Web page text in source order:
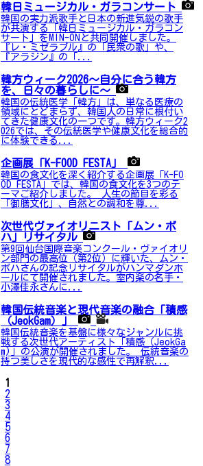
韓日ミュージカル・ガラコンサート
韓国の実力派歌手と日本の新進気鋭の歌手
が共演する「韓日ミュージカル・ガラコン
サート」をMIN-ONと共同開催しました。
『レ・ミゼラブル』の「民衆の歌」や、
『アラジン』の「...
韓方ウィーク2026～自分に合う韓方
を、日々の暮らしに～
韓国の伝統医学「韓方」は、単なる医療の
領域にとどまらず、韓国人の日常に根付い
てきた健康文化の一つです。韓方ウィーク2
026では、その伝統医学や健康文化を総合的
に体験できる...
企画展「K-FOOD FESTA」
韓国の食文化を深く紹介する企画展「K-FO
OD FESTA」では、韓国の食文化を3つのテ
ーマご紹介しました。 人生の節目を彩る
「御膳文化」、自然との調和を尊...
次世代ヴァイオリニスト「ムン・ボ
ハ」リサイタル
第9回仙台国際音楽コンクール・ヴァイオリ
ン部門の最高位（第2位）に輝いた、ムン・
ボハさんの記念リサイタルがハンマダンホ
ールにて開催されました。室内楽の名手・
小澤佳永さんに...
韓国伝統音楽と現代音楽の融合「積感
（JeokGam）」
韓国伝統音楽を基盤に様々なジャンルに挑
戦する次世代アーティスト「積感（JeokGa
m)」の公演が開催されました。 伝統音楽の
持つ美しさを現代的な感性で再解釈...
1
2
3
4
5
6
7
8